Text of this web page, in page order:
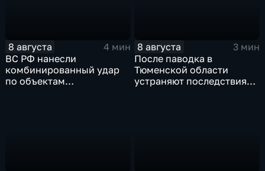
8 августа
4 мин
ВС РФ нанесли
комбинированный удар
по объектам
8 августа
3 мин
После паводка в
Тюменской области
устраняют последствия